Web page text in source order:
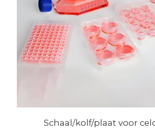
Schaal/kolf/plaat voor